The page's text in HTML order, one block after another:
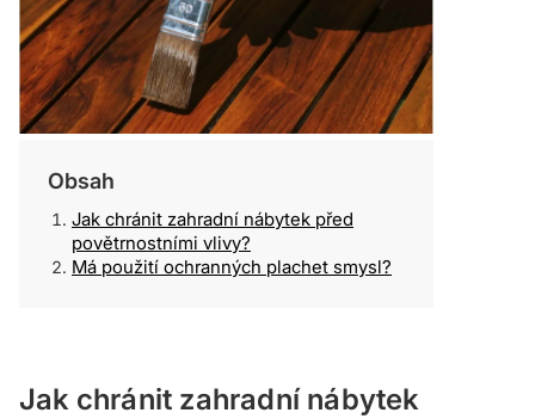
Obsah
Jak chránit zahradní nábytek před
povětrnostními vlivy?
Má použití ochranných plachet smysl?
Jak chránit zahradní nábytek